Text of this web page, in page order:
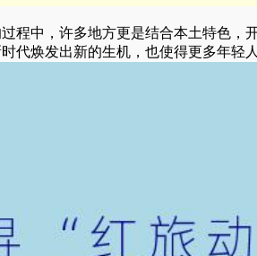
程中，许多地方更是结合本土特色，
代焕发出新的生机，也使得更多年轻